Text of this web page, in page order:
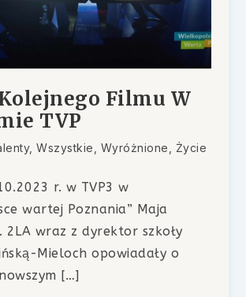
Filmu W
TVP
,Wszystkie Wyróżnione
Życie
r. w TVP3 w
wartej Poznania” Maja
2LA wraz z dyrektor szkoły
Mieloch opowiadały o
[…]